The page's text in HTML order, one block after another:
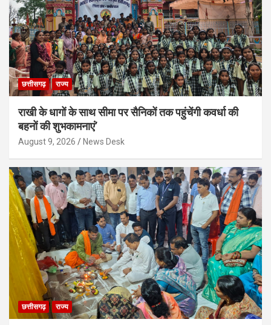
छत्तीसगढ़ राज्य
राखी के धागों के साथ सीमा पर सैनिकों तक पहुंचेंगी कवर्धा की
बहनों की शुभकामनाएं’
August 9, 2026 News Desk
छत्तीसगढ़ राज्य